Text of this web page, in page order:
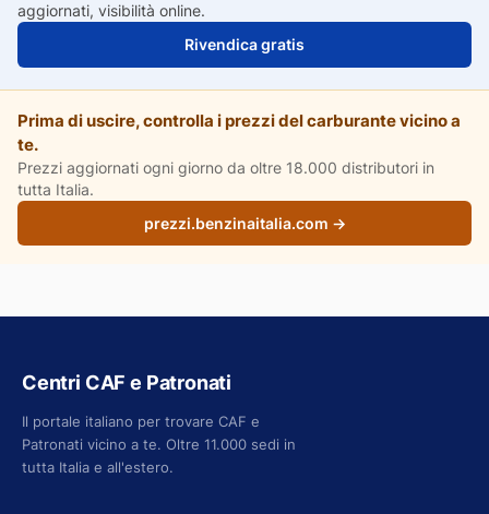
aggiornati, visibilità online.
Rivendica gratis
Prima di uscire, controlla i prezzi del carburante vicino a
te.
Prezzi aggiornati ogni giorno da oltre 18.000 distributori in
tutta Italia.
prezzi.benzinaitalia.com →
Centri CAF e Patronati
Il portale italiano per trovare CAF e
Patronati vicino a te. Oltre 11.000 sedi in
tutta Italia e all'estero.